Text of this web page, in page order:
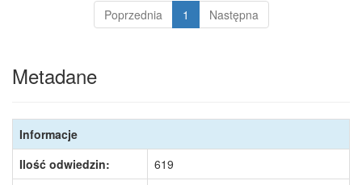
Poprzednia
1 Następna
Metadane
Informacje
Ilość odwiedzin:
619